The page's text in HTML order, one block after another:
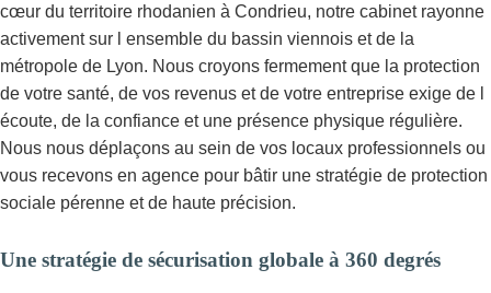
cœur du territoire rhodanien à Condrieu, notre cabinet rayonne
activement sur l ensemble du bassin viennois et de la
métropole de Lyon. Nous croyons fermement que la protection
de votre santé, de vos revenus et de votre entreprise exige de l
écoute, de la confiance et une présence physique régulière.
Nous nous déplaçons au sein de vos locaux professionnels ou
vous recevons en agence pour bâtir une stratégie de protection
sociale pérenne et de haute précision.
Une stratégie de sécurisation globale à 360 degrés